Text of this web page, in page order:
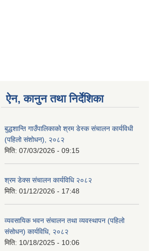
ऐन, कानुन तथा निर्देशिका
बुद्धशान्ति गाउँपालिकाको श्रम डेस्क संचालन कार्यविधी
(पहिलो संशोधन), २०८२
मिति: 07/03/2026 - 09:15
श्रम डेक्स संचालन कार्यविधि २०८२
मिति: 01/12/2026 - 17:48
व्यवसायिक भवन संचालन तथा व्यवस्थापन (पहिलो
संसोधन) कार्यविधि, २०८२
मिति: 10/18/2025 - 10:06